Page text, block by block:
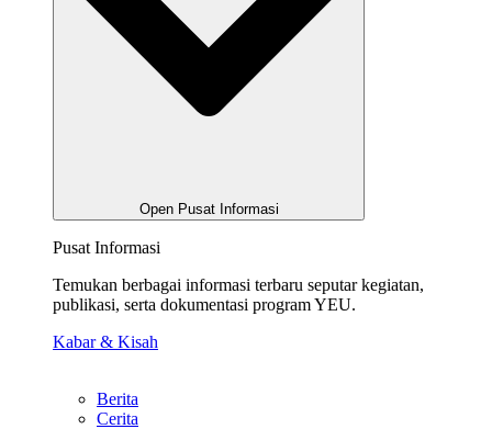
Open Pusat Informasi
Pusat Informasi
Temukan berbagai informasi terbaru seputar kegiatan,
publikasi, serta dokumentasi program YEU.
Kabar & Kisah
Berita
Cerita